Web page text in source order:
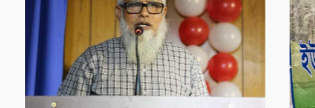
নবীনবরণ - ২০২৫